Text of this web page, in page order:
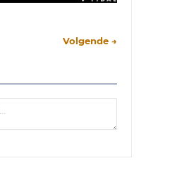
Volgende →